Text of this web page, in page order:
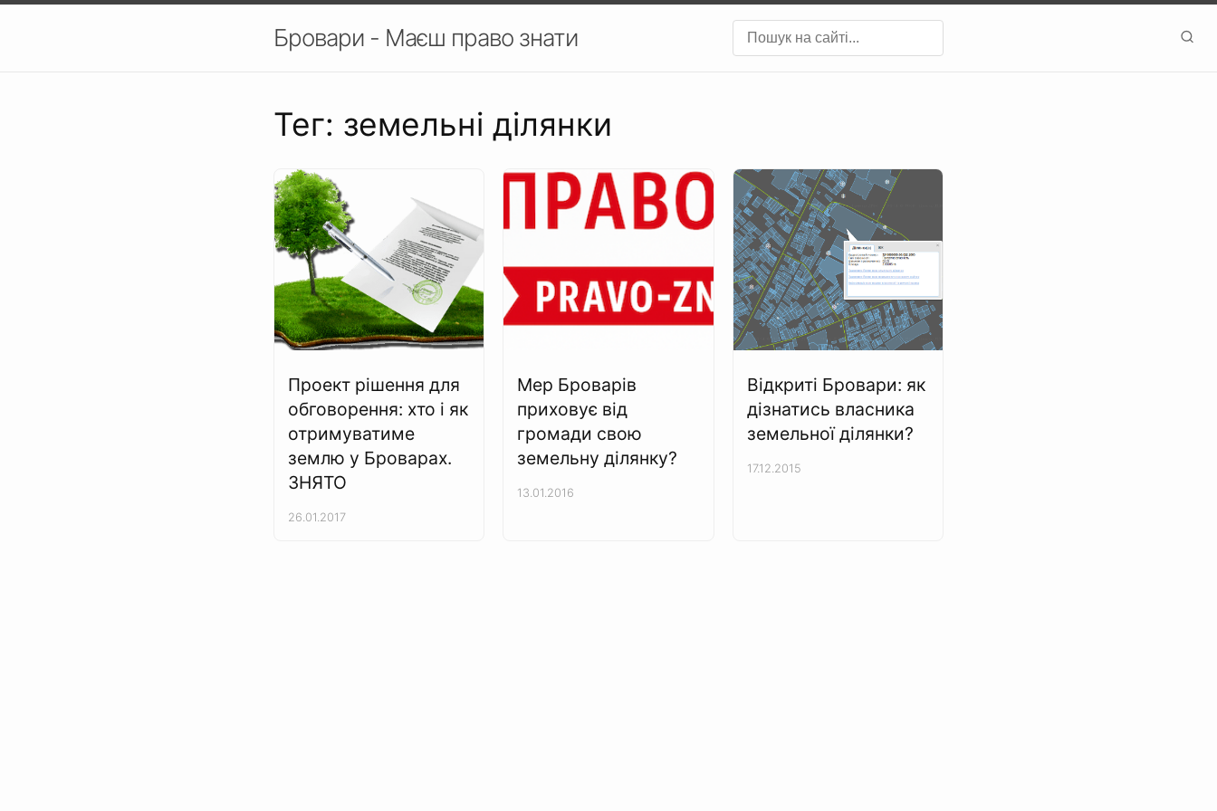
Бровари - Маєш право знати
Тег: земельні ділянки
Проект рішення для
обговорення: хто і як
отримуватиме
землю у Броварах.
ЗНЯТО
26.01.2017
Мер Броварів
приховує від
громади свою
земельну ділянку?
13.01.2016
Відкриті Бровари: як
дізнатись власника
земельної ділянки?
17.12.2015